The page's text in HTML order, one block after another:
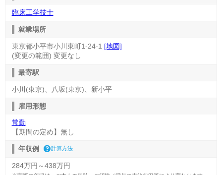
臨床工学技士
就業場所
東京都小平市小川東町1-24-1 [地図]
(変更の範囲) 変更なし
最寄駅
小川(東京)、八坂(東京)、新小平
雇用形態
常勤
【期間の定め】無し
年収例 計算方法
284万円～438万円